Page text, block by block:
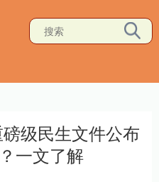
级民生文件公布
一文了解